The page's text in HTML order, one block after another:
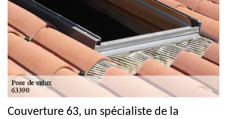
Couverture 63, un spécialiste de la